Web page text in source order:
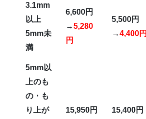
3.1mm
以上
5mm未
満
6,600円
→5,280
円
5,500円
→4,400円
5mm以
上のも
の・も
り上が
15,950円
15,400円